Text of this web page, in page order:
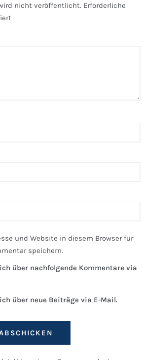
nicht veröffentlicht. Erforderliche
und Website in diesem Browser für
speichern.
über nachfolgende Kommentare via
über neue Beiträge via E-Mail.